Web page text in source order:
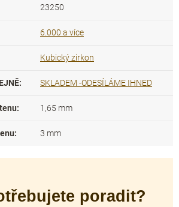
23250
6.000 a více
Kubický zirkon
: SKLADEM -ODESÍLÁME IHNED
: 1,65 mm
: 3 mm
poradit?